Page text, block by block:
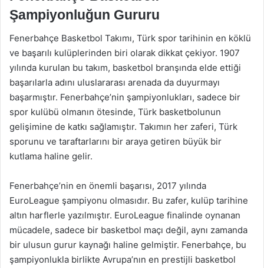
Şampiyonluğun Gururu
Fenerbahçe Basketbol Takımı, Türk spor tarihinin en köklü
ve başarılı kulüplerinden biri olarak dikkat çekiyor. 1907
yılında kurulan bu takım, basketbol branşında elde ettiği
başarılarla adını uluslararası arenada da duyurmayı
başarmıştır. Fenerbahçe’nin şampiyonlukları, sadece bir
spor kulübü olmanın ötesinde, Türk basketbolunun
gelişimine de katkı sağlamıştır. Takımın her zaferi, Türk
sporunu ve taraftarlarını bir araya getiren büyük bir
kutlama haline gelir.
Fenerbahçe’nin en önemli başarısı, 2017 yılında
EuroLeague şampiyonu olmasıdır. Bu zafer, kulüp tarihine
altın harflerle yazılmıştır. EuroLeague finalinde oynanan
mücadele, sadece bir basketbol maçı değil, aynı zamanda
bir ulusun gurur kaynağı haline gelmiştir. Fenerbahçe, bu
şampiyonlukla birlikte Avrupa’nın en prestijli basketbol